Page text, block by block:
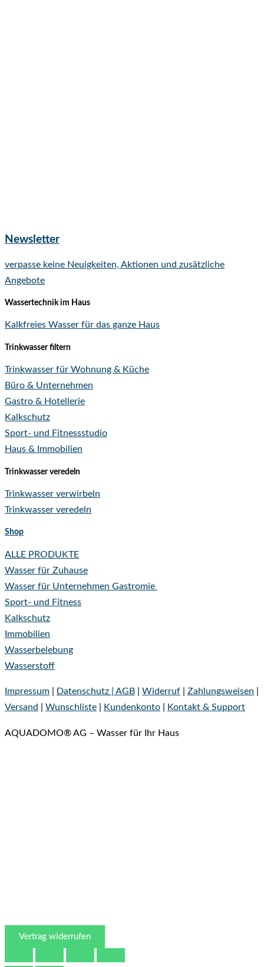
Newsletter
verpasse keine Neuigkeiten, Aktionen und zusätzliche
Angebote
Wassertechnik im Haus
Kalkfreies Wasser für das ganze Haus
Trinkwasser filtern
Trinkwasser für Wohnung & Küche
Büro & Unternehmen
Gastro & Hotellerie
Kalkschutz
Sport- und Fitnessstudio
Haus & Immobilien
Trinkwasser veredeln
Trinkwasser verwirbeln
Trinkwasser veredeln
Shop
ALLE PRODUKTE
Wasser für Zuhause
Wasser für Unternehmen Gastromie
Sport- und Fitness
Kalkschutz
Immobilien
Wasserbelebung
Wasserstoff
Impressum Datenschutz | AGB Widerruf Zahlungsweisen
Versand
Wunschliste Kundenkonto Kontakt & Support
AQUADOMO® AG – Wasser für Ihr Haus
Vertrag widerrufen